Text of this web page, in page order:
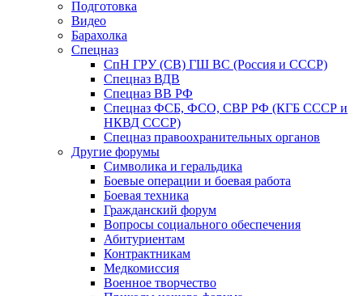
Подготовка
Видео
Барахолка
Спецназ
СпН ГРУ (СВ) ГШ ВС (Россия и СССР)
Спецназ ВДВ
Спецназ ВВ РФ
Спецназ ФСБ, ФСО, СВР РФ (КГБ СССР и
НКВД СССР)
Спецназ правоохранительных органов
Другие форумы
Символика и геральдика
Боевые операции и боевая работа
Боевая техника
Гражданский форум
Вопросы социального обеспечения
Абитуриентам
Контрактникам
Медкомиссия
Военное творчество